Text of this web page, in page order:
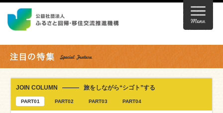
JOIN COLUMN 旅をしながら“シゴト”する
PART01 PART02 PART03 PART04